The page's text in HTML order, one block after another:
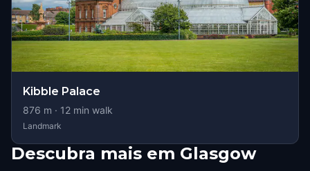
Kibble Palace
876 m · 12 min walk
Landmark
Descubra mais em Glasgow